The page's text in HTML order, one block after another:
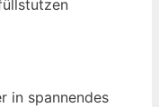
in spannendes